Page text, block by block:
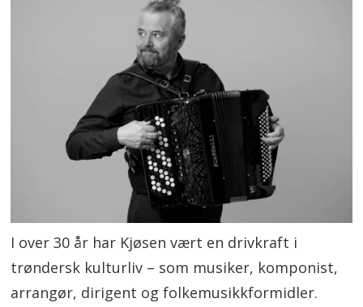
I over 30 år har Kjøsen vært en drivkraft i
trøndersk kulturliv – som musiker, komponist,
arrangør, dirigent og folkemusikkformidler.